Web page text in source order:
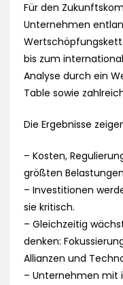
Für den
Unternehmen
bis zum
Analyse durch ein
Table sowie
Die Ergebnisse
– Kosten,
größten
– Investitionen
sie kritisch.
– Gleichzeitig
denken:
Allianzen und
– Unternehmen mit